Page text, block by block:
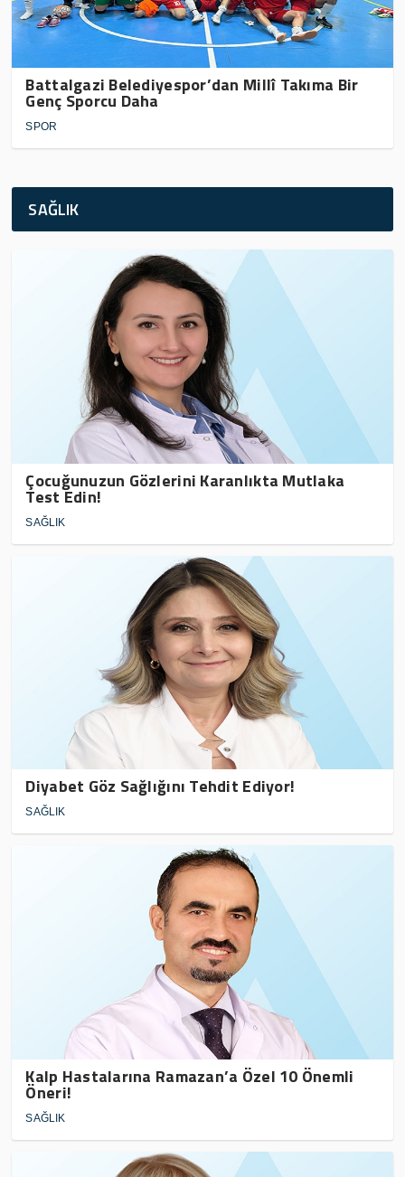
Battalgazi Belediyespor’dan Millî Takıma Bir
Genç Sporcu Daha
SPOR
SAĞLIK
Çocuğunuzun Gözlerini Karanlıkta Mutlaka
Test Edin!
SAĞLIK
Diyabet Göz Sağlığını Tehdit Ediyor!
SAĞLIK
Kalp Hastalarına Ramazan’a Özel 10 Önemli
Öneri!
SAĞLIK